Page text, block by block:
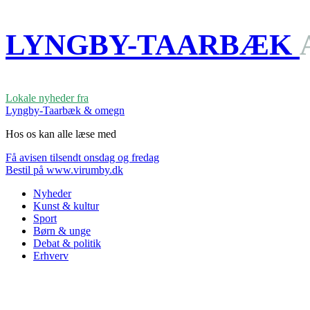
LYNGBY-TAARBÆK
Lokale nyheder fra
Lyngby-Taarbæk & omegn
Hos os kan alle læse med
Få avisen tilsendt onsdag og fredag
Bestil på www.virumby.dk
Nyheder
Kunst & kultur
Sport
Børn & unge
Debat & politik
Erhverv